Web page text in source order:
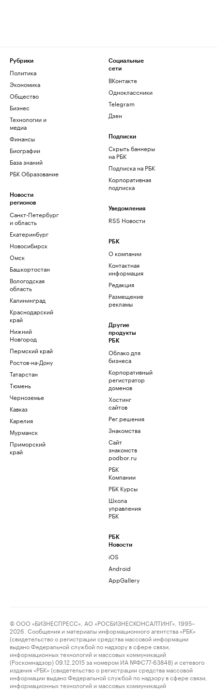
Рубрики
Политика
Экономика
Общество
Бизнес
Технологии и
медиа
Финансы
Биографии
База знаний
РБК Образование
Новости
регионов
Санкт-Петербург
и область
Екатеринбург
Новосибирск
Омск
Башкортостан
Вологодская
область
Калининград
Краснодарский
край
Нижний
Новгород
Пермский край
Ростов-на-Дону
Татарстан
Тюмень
Черноземье
Кавказ
Карелия
Мурманск
Приморский
край
Социальные
сети
ВКонтакте
Одноклассники
Telegram
Дзен
Подписки
Скрыть баннеры
на РБК
Подписка на РБК
Корпоративная
подписка
Уведомления
RSS Новости
РБК
О компании
Контактная
информация
Редакция
Размещение
рекламы
Другие
продукты
РБК
Облако для
бизнеса
Корпоративный
регистратор
доменов
Хостинг
сайтов
Рег.решения
Знакомства
Сайт
знакомств
podbor.ru
РБК
Компании
РБК Курсы
Школа
управления
РБК
РБК
Новости
iOS
Android
AppGallery
© ООО «БИЗНЕСПРЕСС», АО «РОСБИЗНЕСКОНСАЛТИНГ», 1995–
2026. Сообщения и материалы информационного агентства «РБК»
(свидетельство о регистрации средства массовой информации
выдано Федеральной службой по надзору в сфере связи,
информационных технологий и массовых коммуникаций
(Роскомнадзор) 09.12.2015 за номером ИА №ФС77-63848) и сетевого
издания «РБК» (свидетельство о регистрации средства массовой
информации выдано Федеральной службой по надзору в сфере связи,
информационных технологий и массовых коммуникаций